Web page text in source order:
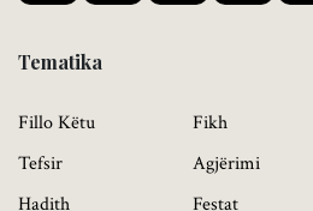
Tematika
Fillo Këtu
Tefsir
Hadith
Fikh
Agjërimi
Festat